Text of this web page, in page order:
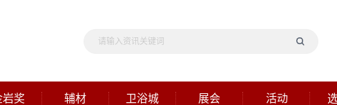
岩奖 辅材 卫浴城 展会 活动